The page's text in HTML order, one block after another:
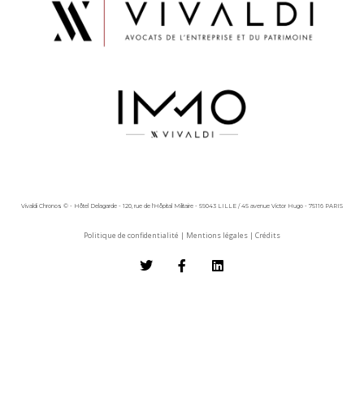
Vivaldi Chronos © - Hôtel Delagarde - 120, rue de l'Hôpital Militaire - 59043 LILLE / 45 avenue Victor Hugo - 75116 PARIS
Politique de confidentialité | Mentions légales | Crédits